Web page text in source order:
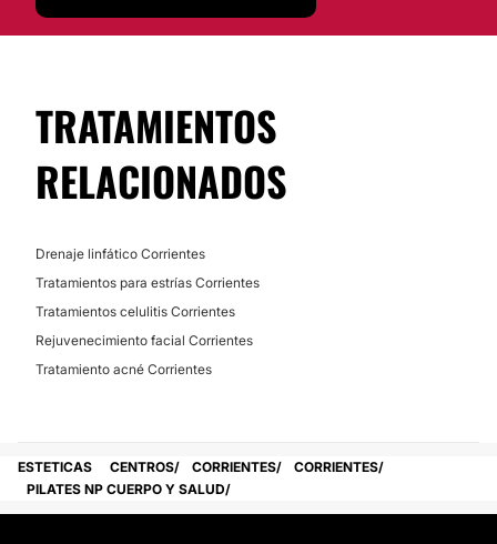
TRATAMIENTOS
RELACIONADOS
Drenaje linfático Corrientes
Tratamientos para estrías Corrientes
Tratamientos celulitis Corrientes
Rejuvenecimiento facial Corrientes
Tratamiento acné Corrientes
ESTETICAS CENTROS CORRIENTES
CORRIENTES
PILATES NP CUERPO Y SALUD